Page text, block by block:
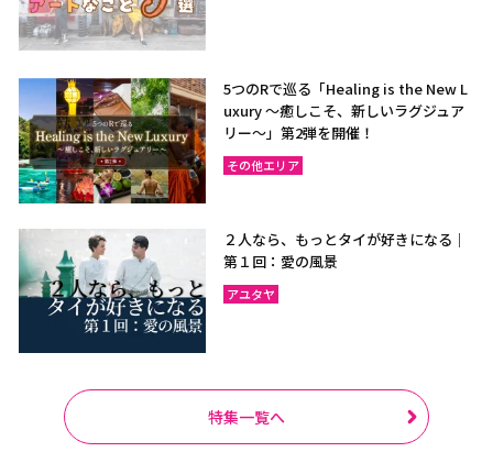
5つのRで巡る「Healing is the New L
uxury ～癒しこそ、新しいラグジュア
リー〜」第2弾を開催！
その他エリア
２人なら、もっとタイが好きになる｜
第１回：愛の風景
アユタヤ
特集一覧へ